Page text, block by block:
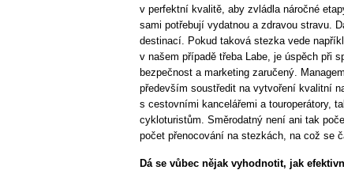
v perfektní kvalitě, aby zvládla náročné
sami potřebují vydatnou a zdravou stravu.
destinací. Pokud taková stezka vede
v našem případě třeba Labe, je úspěch při
bezpečnost a marketing zaručený.
především soustředit na vytvoření kvalitní
s cestovními kancelářemi a touroperátory,
cykloturistům. Směrodatný není ani tak
počet přenocování na stezkách, na což se
Dá se vůbec nějak vyhodnotit, jak